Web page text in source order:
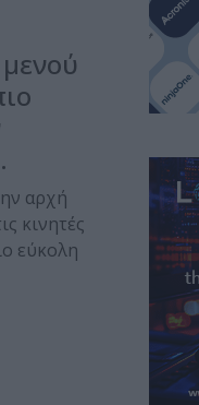
αρχή
κινητές
εύκολη